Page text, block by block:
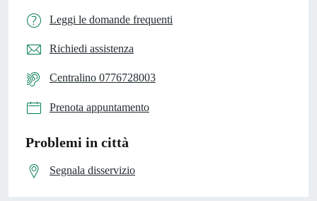
Leggi le domande frequenti
Richiedi assistenza
Centralino 0776728003
Prenota appuntamento
Problemi in città
Segnala disservizio